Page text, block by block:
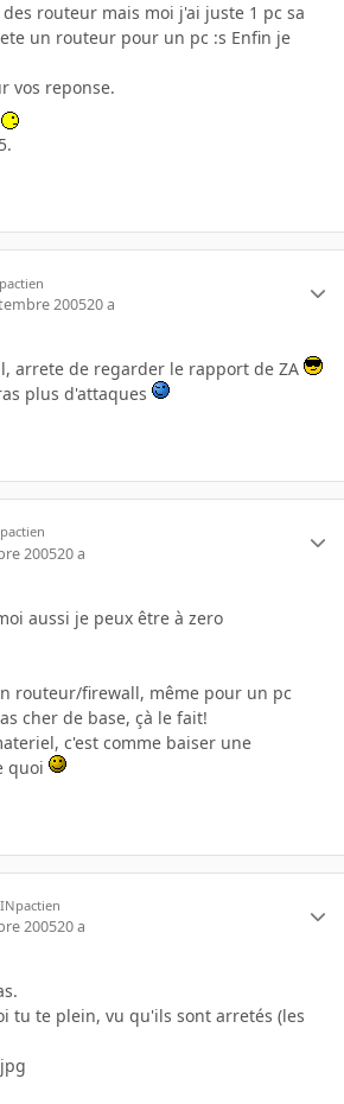
des routeur mais moi j'ai juste 1 pc sa
un routeur pour un pc :s Enfin je
vos reponse.
200520 a
arrete de regarder le rapport de ZA
plus d'attaques
200520 a
aussi je peux être à zero
routeur/firewall, même pour un pc
cher de base, çà le fait!
c'est comme baiser une
quoi
INpactien
200520 a
tu te plein, vu qu'ils sont arretés (les